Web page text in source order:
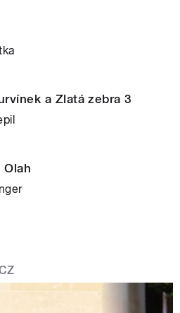
a Zlatá zebra 3